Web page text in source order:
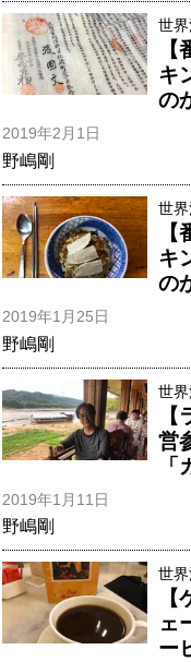
世
キ
の
2019年2月1日
野嶋剛
世
キ
の
2019年1月25日
野嶋剛
世
営
2019年1月11日
野嶋剛
世
ェ
ー